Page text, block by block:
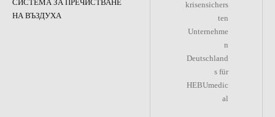
СИСТЕМА ЗА ПРЕЧИСТВАНЕ
НА ВЪЗДУХА